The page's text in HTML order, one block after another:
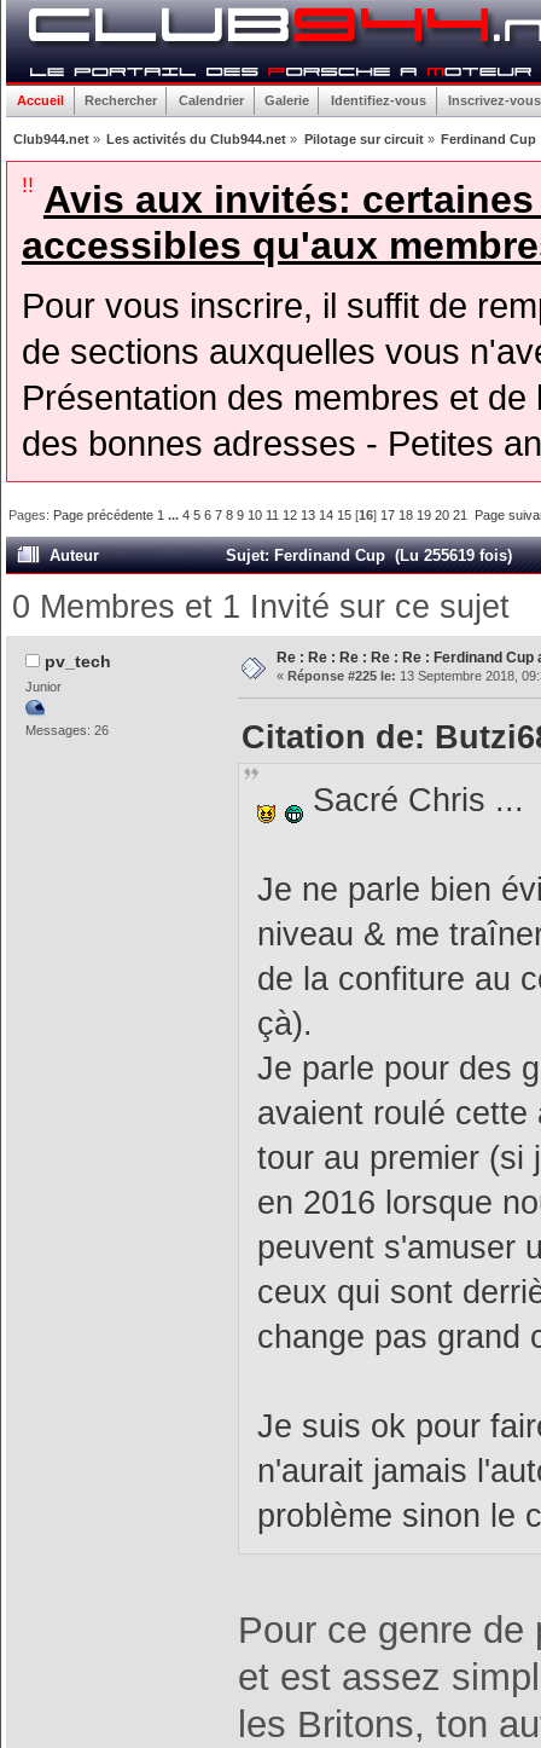
Accueil Rechercher Calendrier Galerie Identifiez-vous Inscrivez-vous
Club944.net» Les activités du Club944.net » Pilotage sur circuit» Ferdinand Cup
!! Avis aux invités:
accessibles qu'aux
Pour vous inscrire, il suffit de
de sections auxquelles vous
Présentation des membres et
des bonnes adresses - Petites
Pages: Page précédente 1 ...4 5 6 7 8 9 10 11 12 13 14 15 [16] 17 18 19 20 21 Page
Auteur Sujet: Ferdinand Cup (Lu 255619 fois)
0 Membres et 1 Invité sur ce sujet
pv_tech
Junior
Messages: 26
Re : Re : Re : Re : Re : Ferdinand
« Réponse #225 le: 13 Septembre 2018,
Citation de:
Sacré Chris ...
Je ne parle bien
niveau & me
de la confiture au
çà).
Je parle pour des
avaient roulé cette
tour au premier (si
en 2016 lorsque
peuvent s'amuser
ceux qui sont
change pas grand
Je suis ok pour
n'aurait jamais
problème sinon le
Pour ce genre
et est assez
les Britons, ton